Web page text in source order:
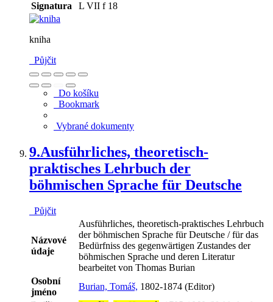
Signatura
L VII f 18
kniha
Půjčit
Do košíku
Bookmark
Vybrané dokumenty
9.Ausführliches, theoretisch-
praktisches Lehrbuch der
böhmischen Sprache für Deutsche
Půjčit
Názvové
údaje
Ausführliches, theoretisch-praktisches Lehrbuch
der böhmischen Sprache für Deutsche / für das
Bedürfniss des gegenwärtigen Zustandes der
böhmischen Sprache und deren Literatur
bearbeitet von Thomas Burian
Osobní
jméno
Burian, Tomáš, 1802-1874 (Editor)